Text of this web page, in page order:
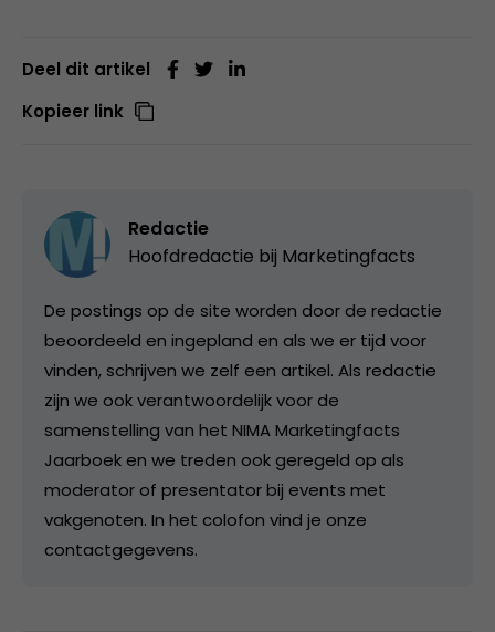
Deel dit artikel
Kopieer link
Redactie
Hoofdredactie bij Marketingfacts
De postings op de site worden door de redactie
beoordeeld en ingepland en als we er tijd voor
vinden, schrijven we zelf een artikel. Als redactie
zijn we ook verantwoordelijk voor de
samenstelling van het NIMA Marketingfacts
Jaarboek en we treden ook geregeld op als
moderator of presentator bij events met
vakgenoten. In het colofon vind je onze
contactgegevens.